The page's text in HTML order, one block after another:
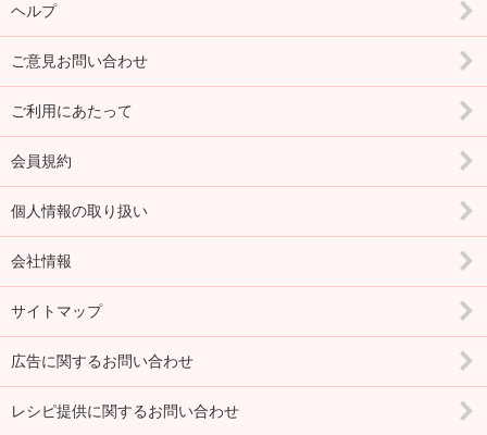
ヘルプ
ご意見お問い合わせ
ご利用にあたって
会員規約
個人情報の取り扱い
会社情報
サイトマップ
広告に関するお問い合わせ
レシピ提供に関するお問い合わせ